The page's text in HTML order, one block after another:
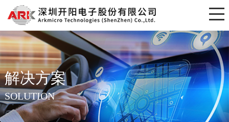
解决方案
SOLUTION